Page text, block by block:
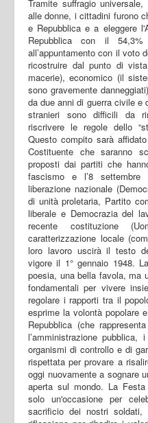
Tramite suffragio
alle donne, i cittadini furono
e Repubblica e a eleggere
Repubblica con il
all’appuntamento con il voto
ricostruire dal punto di
macerie), economico (il
sono gravemente
da due anni di guerra civile
stranieri sono difficili da
riscrivere le regole dello
Questo compito sarà
Costituente che saranno
proposti dai partiti che
fascismo e l’8
liberazione nazionale
di unità proletaria, Partito
liberale e Democrazia del
recente costituzione
caratterizzazione locale
loro lavoro uscirà il testo
vigore il 1° gennaio 1948.
poesia, una bella favola, ma
fondamentali per vivere
regolare i rapporti tra il
esprime la volontà popolare
Repubblica (che
l’amministrazione
organismi di controllo e di
rispettata per provare a
oggi nuovamente a sognare
aperta sul mondo. La
solo un'occasione per
sacrificio dei nostri